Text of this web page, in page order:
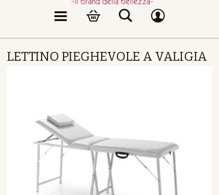
LETTINO PIEGHEVOLE A VALIGIA